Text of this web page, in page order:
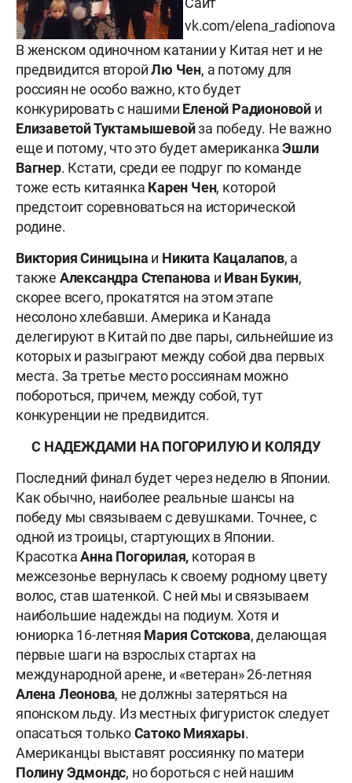
vk.com/elena_radionova
В женском одиночном катании у Китая нет и не
предвидится второйЛю Чен, а потому для
россиян не особо важно, кто будет
конкурировать с нашими Еленой Радионовой и
Елизаветой Туктамышевойза победу. Не важно
еще и потому, что это будет американкаЭшли
Вагнер. Кстати, среди ее подруг по команде
тоже есть китаянка Карен Чен, которой
предстоит соревноваться на исторической
родине.
Виктория Синицына и Никита Кацалапов, а
также Александра Степанова и Иван Букин,
скорее всего, прокатятся на этом этапе
несолоно хлебавши. Америка и Канада
делегируют в Китай по две пары, сильнейшие из
которых и разыграют между собой два первых
места. За третье место россиянам можно
побороться, причем, между собой, тут
конкуренции не предвидится.
С НАДЕЖДАМИ НА ПОГОРИЛУЮ И КОЛЯДУ
Последний финал будет через неделю в Японии.
Как обычно, наиболее реальные шансы на
победу мы связываем с девушками. Точнее, с
одной из троицы, стартующих в Японии.
КрасоткаАнна Погорилая, которая в
межсезонье вернулась к своему родному цвету
волос, став шатенкой. С ней мы и связываем
наибольшие надежды на подиум. Хотя и
юниорка 16-летняя Мария Сотскова, делающая
первые шаги на взрослых стартах на
международной арене, и «ветеран» 26-летняя
Алена Леонова, не должны затеряться на
японском льду. Из местных фигуристок следует
опасаться толькоСатоко Мияхары.
Американцы выставят россиянку по матери
Полину Эдмондс, но бороться с ней нашим